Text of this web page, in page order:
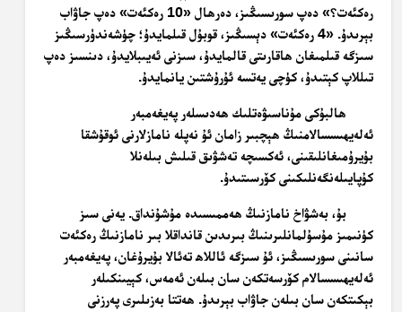
رەكئەت؟» دەپ سورىسىڭىز، دەرھال «10 رەكئەت» دەپ جاۋاب
بېرىدۇ. «4 رەكئەت» دېسىڭىز، قوبۇل قىلمايدۇ؛ چۈشەندۈرسىڭىز
سىزگە قىلمىغان ھاقارىتى قالمايدۇ، سىزنى ئەيىبلايدۇ، دىنسىز دەپ
تىللاپ كېتىدۇ، كۈچى يەتسە ئۇرۇشتىن يانمايدۇ.
ھالبۇكى مۇناسىۋەتلىك ھەدىسلەر پەيغەمبەر
ئەلەيھىسسالامنىڭ ھېچبىر زامان ئۇ نەپلە نامازلارنى ئوقۇشقا
بۇيرۇمىغانلىقىنى، ئەكسىچە تەشۋىق قىلىش بىلەنلا
كۇپايىلەنگەنلىكىنى كۆرسىتىدۇ.
بۇ، بەشۋاخ نامازنىڭ ھەممىسىدە مۇشۇنداق. يەنى سىز
كۈنىمىز مۇسۇلمانلىرىنىڭ بىرىدىن قانداقلا بىر نامازنىڭ رەكئەت
سانىنى سورىسىڭىز، ئۇ سىزگە ئاللاھ تەئالا بۇيرۇغان، پەيغەمبەر
ئەلەيھىسسالام كۆرسەتكەن سان بىلەن ئەمەس، كېيىنكىلەر
بېكىتكەن سان بىلەن جاۋاب بېرىدۇ. ھەتتا بەزىلىرى پەرزنى